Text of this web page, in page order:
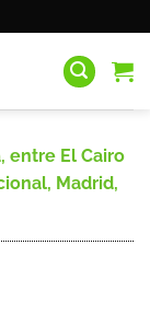
entre El Cairo
Madrid,